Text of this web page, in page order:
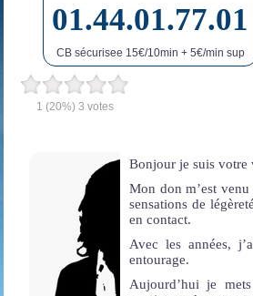
01.44.01.77.01
CB sécurisee 15€/10min + 5€/min sup
1 (20%) 3 votes
Bonjour je suis votre
Mon don m’est
sensations de
en contact.
Avec les années,
entourage.
Aujourd’hui je